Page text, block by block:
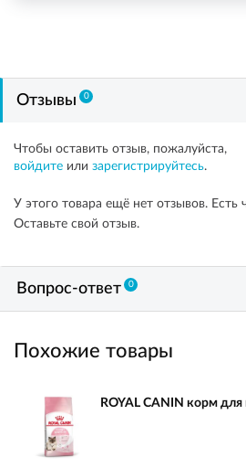
Отзывы 0
Чтобы оставить отзыв, пожалуйста,
войдите или зарегистрируйтесь.
У этого товара ещё нет отзывов. Есть
Оставьте свой отзыв.
Вопрос-ответ 0
Похожие товары
ROYAL CANIN корм для